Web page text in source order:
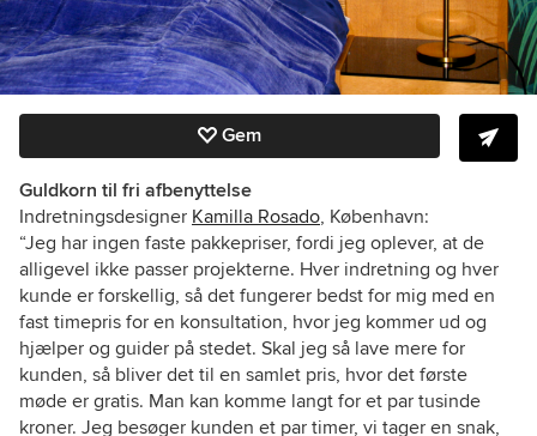
Gem
Guldkorn til fri afbenyttelse
Indretningsdesigner Kamilla Rosado, København:
“Jeg har ingen faste pakkepriser, fordi jeg oplever, at de
alligevel ikke passer projekterne. Hver indretning og hver
kunde er forskellig, så det fungerer bedst for mig med en
fast timepris for en konsultation, hvor jeg kommer ud og
hjælper og guider på stedet. Skal jeg så lave mere for
kunden, så bliver det til en samlet pris, hvor det første
møde er gratis. Man kan komme langt for et par tusinde
kroner. Jeg besøger kunden et par timer, vi tager en snak,